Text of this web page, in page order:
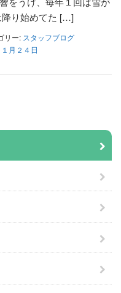
降り始めてた […]
リー: スタッフブログ
１月２４日